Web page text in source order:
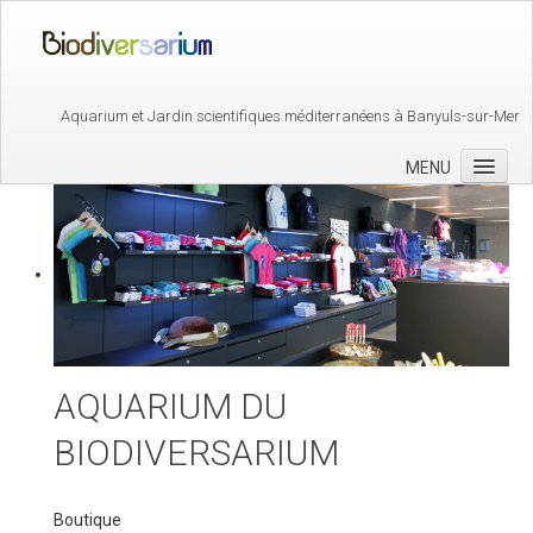
Aquarium et Jardin scientifiques méditerranéens à Banyuls-sur-Mer
MENU
Biodiversarium
Aquarium
Jardin Méditerranéen
Observatoire Océanologique
Pédagogie
Animations Scolaires
AQUARIUM DU
BIODIVERSARIUM
Boutique